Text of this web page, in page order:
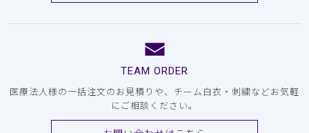
TEAM ORDER
医療法人様の一括注文のお見積りや、チーム白衣・刺繍などお気軽
にご相談ください。